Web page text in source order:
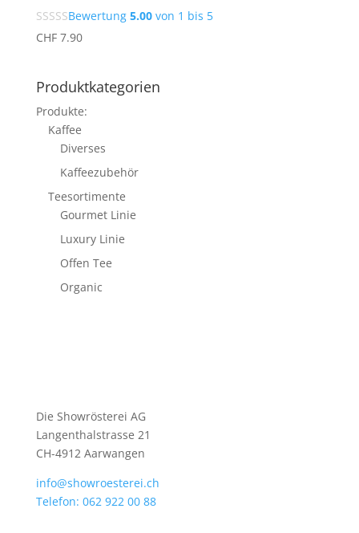
Bewertung 5.00von 1 bis 5
CHF7.90
Produktkategorien
Produkte:
Kaffee
Diverses
Kaffeezubehör
Teesortimente
Gourmet Linie
Luxury Linie
Offen Tee
Organic
Die Showrösterei AG
Langenthalstrasse 21
CH-4912 Aarwangen
info@showroesterei.ch
Telefon: 062 922 00 88